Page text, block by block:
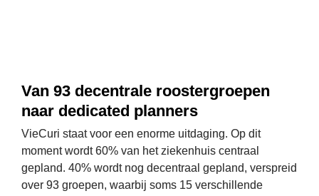
Van 93 decentrale roostergroepen
naar dedicated planners
VieCuri staat voor een enorme uitdaging. Op dit
moment wordt 60% van het ziekenhuis centraal
gepland. 40% wordt nog decentraal gepland, verspreid
over 93 groepen, waarbij soms 15 verschillende